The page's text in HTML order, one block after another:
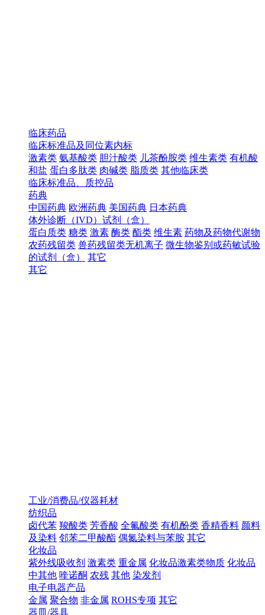
临床药品
临床标准品及同位素内标
激素类 氨基酸类 胆汁酸类 儿茶酚胺类 维生素类 有机酸
和盐 蛋白多肽类 肉碱类 脂质类 其他临床类
临床标准品、质控品
药典
中国药典 欧洲药典 美国药典 日本药典
体外诊断（IVD）试剂（盒）
蛋白质类 糖类 激素 酶类 酯类 维生素 药物及药物代谢物
农药残留类 兽药残留类无机离子 微生物鉴别或药敏试验
的试剂（盒）
其它
其它
工业/消费品/仪器耗材
纺织品
卤代苯 羧酸类 芳香酸 全氟酸类 有机酚类 香精香料 颜料
及染料 邻苯二甲酸酯 偶氮染料与苯胺 其它
化妆品
紫外线吸收剂 激素类 重金属 化妆品激素类物质 化妆品
中其他 喹诺酮 农残 其他 染发剂
电子电器产品
金属 聚合物 非金属 ROHS专项 其它
器皿/器具